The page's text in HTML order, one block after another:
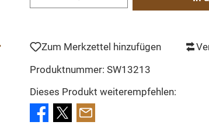
Zum Merkzettel hinzufügen
Produktnummer: SW13213
Dieses Produkt weiterempfehlen: